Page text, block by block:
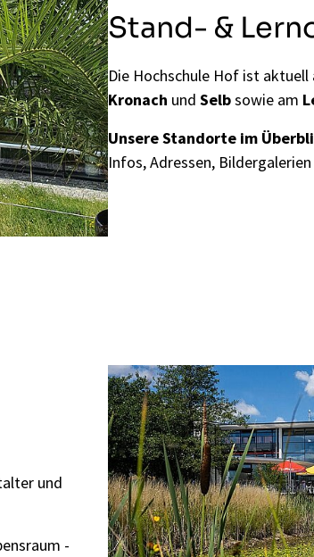
Stand- &
Die Hochschule Hof ist
Kronach und Selbsowie am
Unsere Standorte im
Infos, Adressen,
und
-